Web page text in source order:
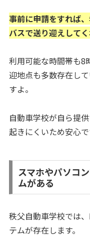
事前に申請をすれば
バスで送り迎えしてく
利用可能な時間帯も8
迎地点も多数存在し
すよ。
自動車学校が自ら提
起きにくいため安心で
スマホやパソコ
ムがある
秩父自動車学校では
テムが存在します。